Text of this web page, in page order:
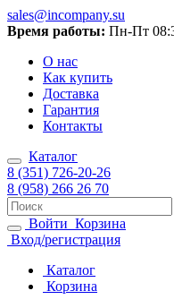
sales@incompany.su
Время работы: Пн-Пт
О нас
Как купить
Доставка
Гарантия
Контакты
Каталог
8 (351) 726-20-26
8 (958) 266 26 70
Войти Корзина
Вход/регистрация
Каталог
Корзина